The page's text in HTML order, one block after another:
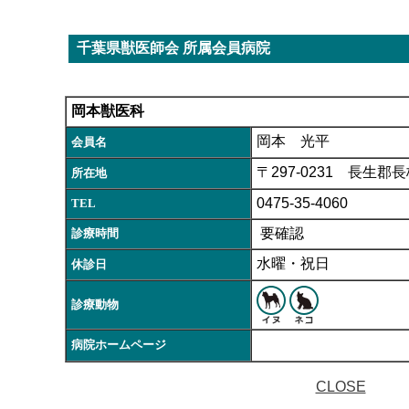
千葉県獣医師会 所属会員病院
岡本獣医科
会員名 岡本 光平
所在地 〒297-0231 長生郡長
TEL 0475-35-4060
診療時間 要確認
休診日 水曜・祝日
診療動物
病院ホームページ
CLOSE